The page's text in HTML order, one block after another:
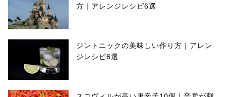
方｜アレンジレシピ6選
ジントニックの美味しい作り方｜アレン
ジレシピ6選